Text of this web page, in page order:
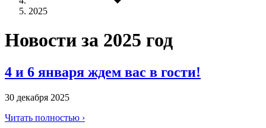
2025
Новости за 2025 год
4 и 6 января ждем вас в гости!
30 декабря 2025
Читать полностью ›